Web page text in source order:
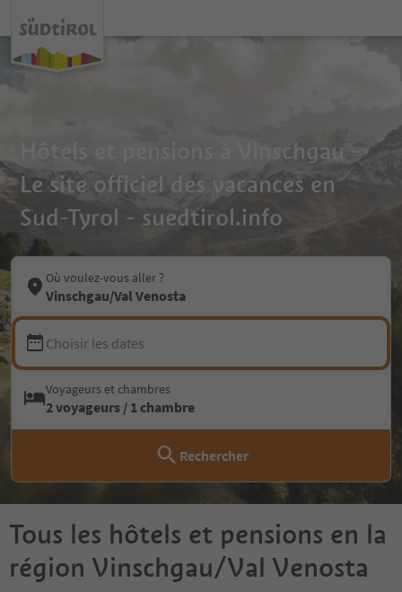
Hôtels et pensions à Vinschgau -
Le site officiel des vacances en
Sud-Tyrol - suedtirol.info
Où voulez-vous aller ?
Vinschgau/Val Venosta
Choisir les dates
Voyageurs et chambres
2 voyageurs / 1 chambre
Rechercher
Tous les hôtels et pensions en la
région Vinschgau/Val Venosta